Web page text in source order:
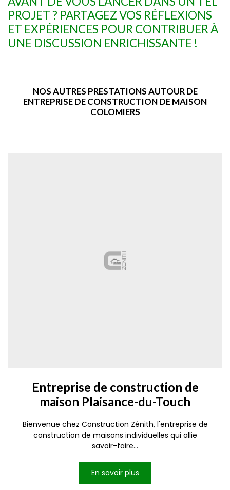
PROJET ? PARTAGEZ VOS RÉFLEXIONS
ET EXPÉRIENCES POUR CONTRIBUER À
UNE DISCUSSION ENRICHISSANTE !
NOS AUTRES PRESTATIONS AUTOUR DE
ENTREPRISE DE CONSTRUCTION DE MAISON
COLOMIERS
Entreprise de construction de
maison Plaisance-du-Touch
Bienvenue chez Construction Zénith, l'entreprise de
construction de maisons individuelles qui allie
savoir-faire...
En savoir plus